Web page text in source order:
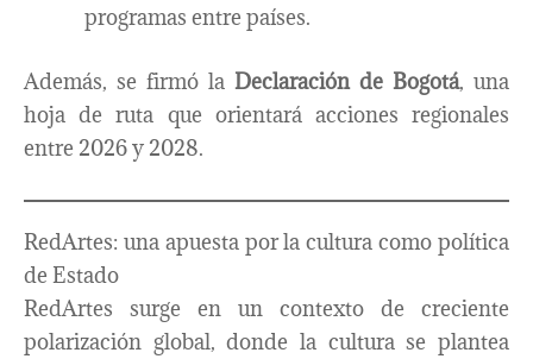
programas entre países.
Además, se firmó la Declaración de Bogotá, una
hoja de ruta que orientará acciones regionales
entre 2026 y 2028.
RedArtes: una apuesta por la cultura como política
de Estado
RedArtes surge en un contexto de creciente
polarización global, donde la cultura se plantea